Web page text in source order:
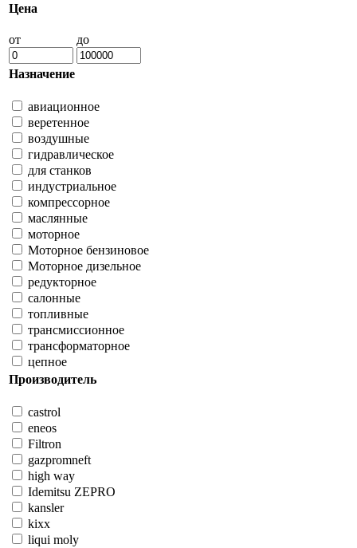
Цена
от до
Назначение
авиационное
веретенное
воздушные
гидравлическое
для станков
индустриальное
компрессорное
маслянные
моторное
Моторное бензиновое
Моторное дизельное
редукторное
салонные
топливные
трансмиссионное
трансформаторное
цепное
Производитель
castrol
eneos
Filtron
gazpromneft
high way
Idemitsu ZEPRO
kansler
kixx
liqui moly